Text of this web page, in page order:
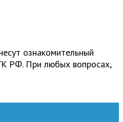
ознакомительный
РФ. При любых вопросах,